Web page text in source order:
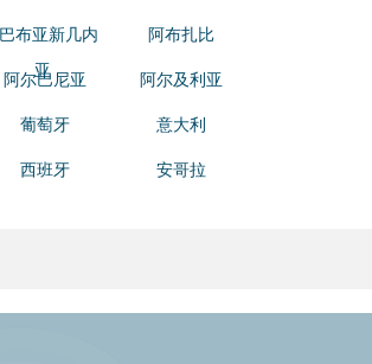
巴布亚新几内
亚
阿布扎比
阿尔巴尼亚 阿尔及利亚
葡萄牙 意大利
西班牙 安哥拉